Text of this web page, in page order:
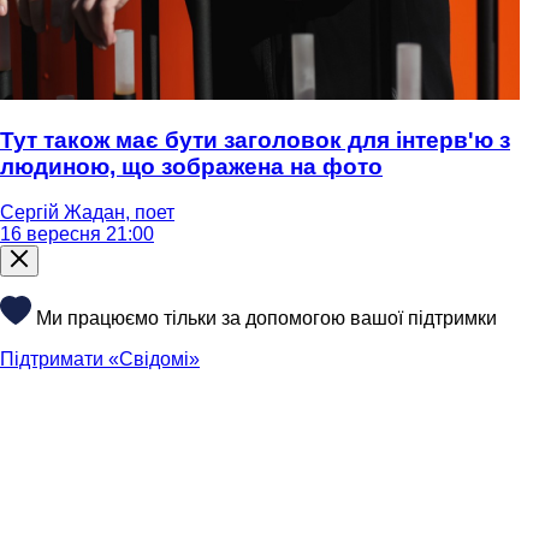
Тут також має бути заголовок для інтерв'ю з
людиною, що зображена на фото
Сергій Жадан, поет
16 вересня 21:00
Ми працюємо тільки за допомогою вашої підтримки
Підтримати «Свідомі»